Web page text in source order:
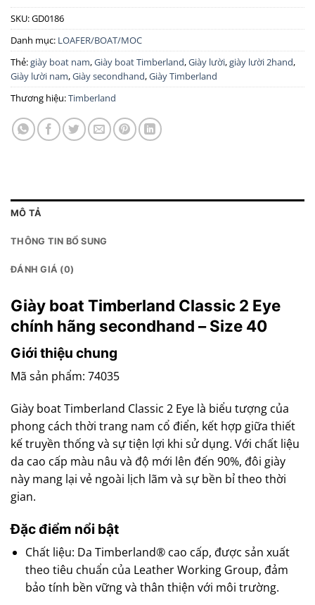
SKU:GD0186
Danh mục: LOAFER/BOAT/MOC
Thẻ:giày boat nam,Giày boat Timberland,Giày lười,giày lười 2hand,
Giày lười nam,Giày secondhand,Giày Timberland
Thương hiệu:Timberland
MÔ TẢ
THÔNG TIN BỔ SUNG
ĐÁNH GIÁ (0)
Giày boat Timberland Classic 2 Eye
chính hãng secondhand – Size 40
Giới thiệu chung
Mã sản phẩm: 74035
Giày boat Timberland Classic 2 Eye là biểu tượng của
phong cách thời trang nam cổ điển, kết hợp giữa thiết
kế truyền thống và sự tiện lợi khi sử dụng. Với chất liệu
da cao cấp màu nâu và độ mới lên đến 90%, đôi giày
này mang lại vẻ ngoài lịch lãm và sự bền bỉ theo thời
gian.
Đặc điểm nổi bật
Chất liệu: Da Timberland® cao cấp, được sản xuất
theo tiêu chuẩn của Leather Working Group, đảm
bảo tính bền vững và thân thiện với môi trường.